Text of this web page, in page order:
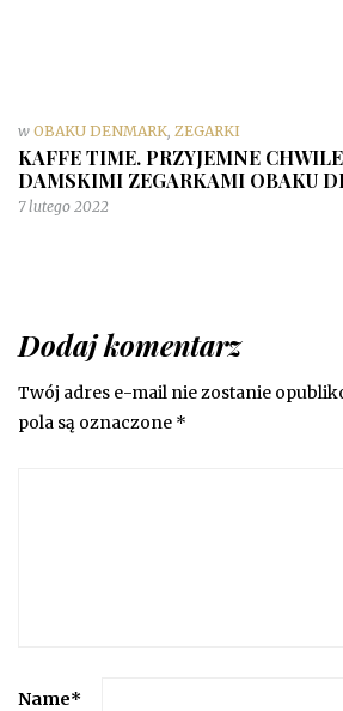
w OBAKU DENMARK ZEGARKI
KAFFE TIME. PRZYJEMNE
DAMSKIMI ZEGARKAMI OBAKU
7 lutego 2022
Dodaj komentarz
Twój adres e-mail nie zostanie
pola są oznaczone *
Name*